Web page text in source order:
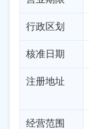
行政区划
核准日期
注册地址
经营范围